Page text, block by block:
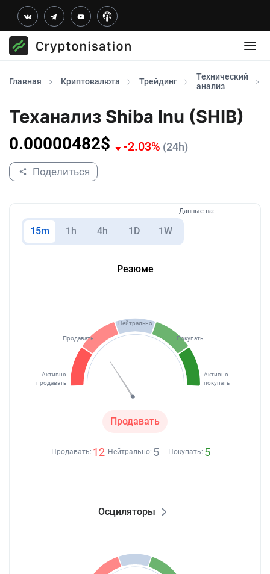
Главная Криптовалюта Трейдинг
Технический
анализ
Теханализ Shiba Inu (SHIB)
0.00000482$ -2.03% (24h)
Поделиться
Данные на:
15m 1h 4h 1D 1W
Осциляторы
Резюме
Активно
продавать
Продавать
Нейтрально
Покупать
Активно
покупать
Продавать
Продавать: 12 Нейтрально: 5 Покупать: 5